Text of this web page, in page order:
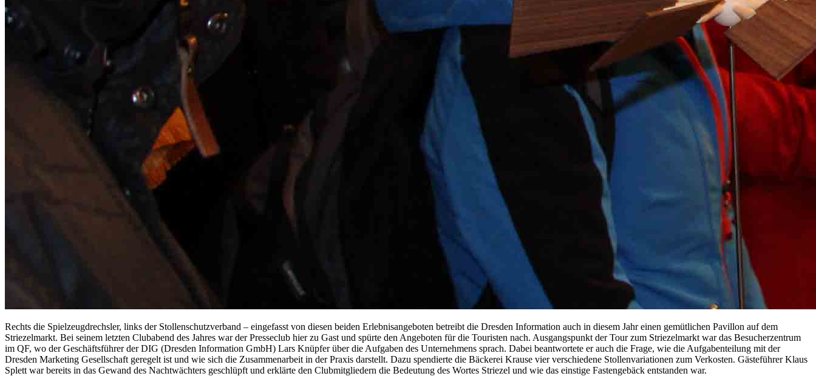
Rechts die Spielzeugdrechsler, links der Stollenschutzverband – eingefasst von diesen beiden Erlebnisangeboten betreibt die Dresden Information auch in diesem Jahr einen gemütlichen Pavillon auf dem
Striezelmarkt. Bei seinem letzten Clubabend des Jahres war der Presseclub hier zu Gast und spürte den Angeboten für die Touristen nach. Ausgangspunkt der Tour zum Striezelmarkt war das Besucherzentrum
im QF, wo der Geschäftsführer der DIG (Dresden Information GmbH) Lars Knüpfer über die Aufgaben des Unternehmens sprach. Dabei beantwortete er auch die Frage, wie die Aufgabenteilung mit der
Dresden Marketing Gesellschaft geregelt ist und wie sich die Zusammenarbeit in der Praxis darstellt. Dazu spendierte die Bäckerei Krause vier verschiedene Stollenvariationen zum Verkosten. Gästeführer Klaus
Splett war bereits in das Gewand des Nachtwächters geschlüpft und erklärte den Clubmitgliedern die Bedeutung des Wortes Striezel und wie das einstige Fastengebäck entstanden war.